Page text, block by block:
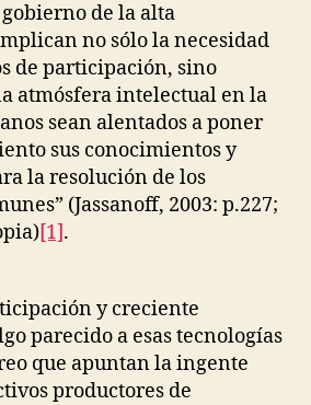
de la alta
no sólo la necesidad
de participación, sino
atmósfera intelectual en la
sean alentados a poner
sus conocimientos y
la resolución de los
(Jassanoff, 2003: p.227;
[1].
y creciente
parecido a esas tecnologías
que apuntan la ingente
productores de